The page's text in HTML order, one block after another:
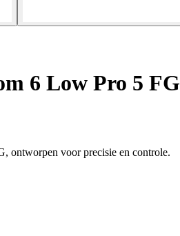
6 Low Pro 5 FG
ontworpen voor precisie en controle.